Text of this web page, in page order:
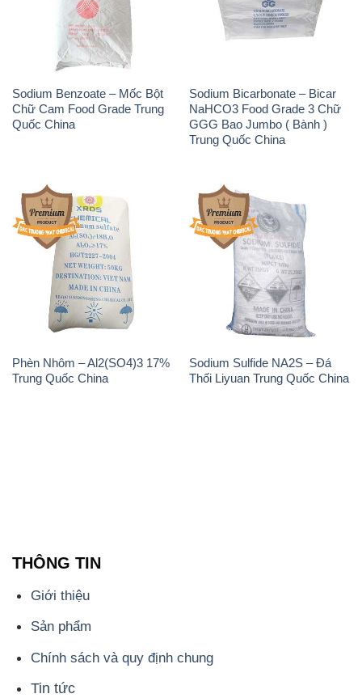
Sodium Benzoate – Mốc Bột
Chữ Cam Food Grade Trung
Quốc China
Sodium Bicarbonate – Bicar
NaHCO3 Food Grade 3 Chữ
GGG Bao Jumbo ( Bành )
Trung Quốc China
Phèn Nhôm – Al2(SO4)3 17%
Trung Quốc China
Sodium Sulfide NA2S – Đá
Thối Liyuan Trung Quốc China
THÔNG TIN
Giới thiệu
Sản phẩm
Chính sách và quy định chung
Tin tức